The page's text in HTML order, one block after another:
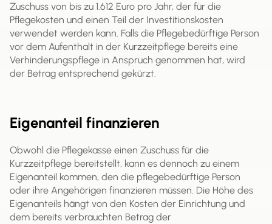
Zuschuss von bis zu 1.612 Euro pro Jahr, der für die
Pflegekosten und einen Teil der Investitionskosten
verwendet werden kann. Falls die Pflegebedürftige Person
vor dem Aufenthalt in der Kurzzeitpflege bereits eine
Verhinderungspflege in Anspruch genommen hat, wird
der Betrag entsprechend gekürzt.
Eigenanteil finanzieren
Obwohl die Pflegekasse einen Zuschuss für die
Kurzzeitpflege bereitstellt, kann es dennoch zu einem
Eigenanteil kommen, den die pflegebedürftige Person
oder ihre Angehörigen finanzieren müssen. Die Höhe des
Eigenanteils hängt von den Kosten der Einrichtung und
dem bereits verbrauchten Betrag der